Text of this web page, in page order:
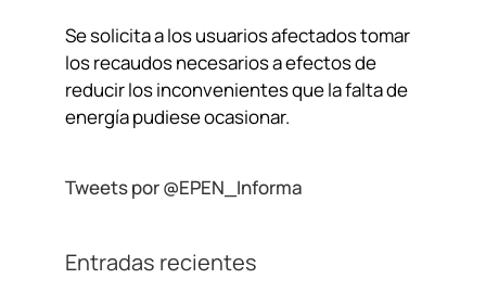
Se solicita a los usuarios afectados tomar
los recaudos necesarios a efectos de
reducir los inconvenientes que la falta de
energía pudiese ocasionar.
Tweets por @EPEN_Informa
Entradas recientes